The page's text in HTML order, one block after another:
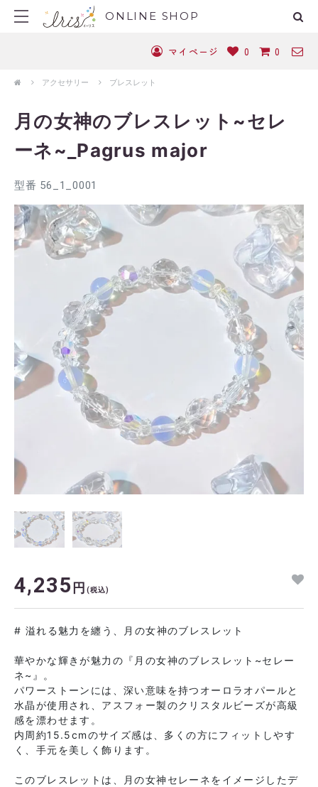
ONLINE SHOP
マイページ 0 0
アクセサリー ブレスレット
月の女神のブレスレット~セレ
ーネ~_Pagrus major
型番 56_1_0001
4,235 円 (税込)
# 溢れる魅力を纏う、月の女神のブレスレット
華やかな輝きが魅力の『月の女神のブレスレット~セレー
ネ~』。
パワーストーンには、深い意味を持つオーロラオパールと
水晶が使用され、アスフォー製のクリスタルビーズが高級
感を漂わせます。
内周約15.5cmのサイズ感は、多くの方にフィットしやす
く、手元を美しく飾ります。
このブレスレットは、月の女神セレーネをイメージしたデ